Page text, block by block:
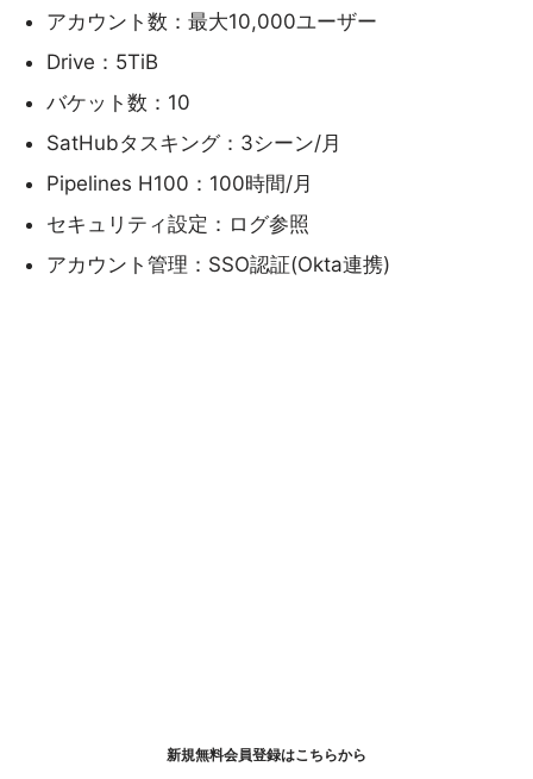
アカウント数：最大10,000ユーザー
Drive：5TiB
バケット数：10
SatHubタスキング：3シーン/月
Pipelines H100：100時間/月
セキュリティ設定：ログ参照
アカウント管理：SSO認証(Okta連携)
新規無料会員登録はこちらから